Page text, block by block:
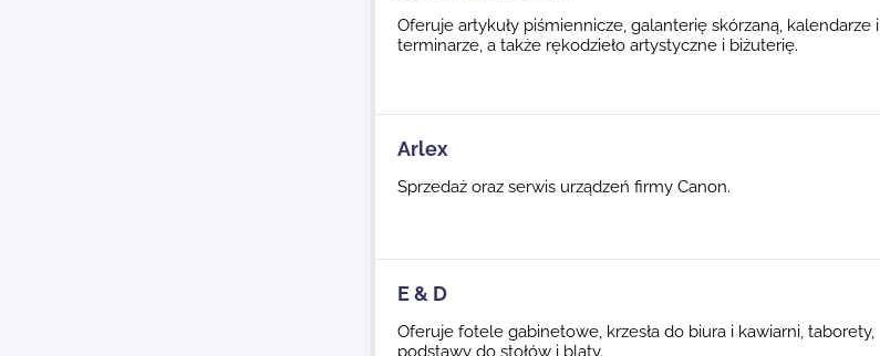
Oferuje artykuły piśmiennicze, galanterię skórzaną, kalendarze i
terminarze, a także rękodzieło artystyczne i biżuterię.
Arlex
Sprzedaż oraz serwis urządzeń firmy Canon.
E & D
Oferuje fotele gabinetowe, krzesła do biura i kawiarni, taborety,
podstawy do stołów i blaty.